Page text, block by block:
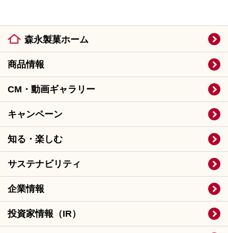
森永製菓ホーム
商品情報
CM・動画ギャラリー
キャンペーン
知る・楽しむ
サステナビリティ
企業情報
投資家情報（IR）